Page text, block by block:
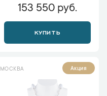
153 550 руб.
КУПИТЬ
МОСКВА Акция